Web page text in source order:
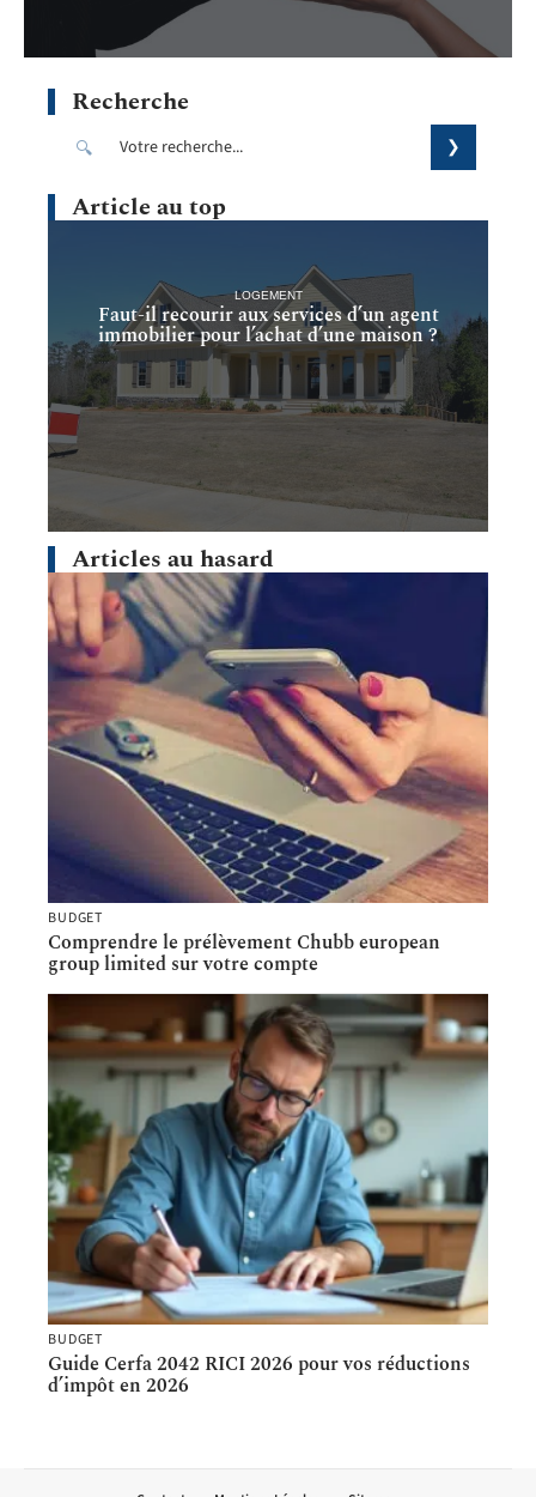
Recherche
Article au top
LOGEMENT
Faut-il recourir aux services d’un agent
immobilier pour l’achat d’une maison ?
Articles au hasard
BUDGET
Comprendre le prélèvement Chubb european
group limited sur votre compte
BUDGET
Guide Cerfa 2042 RICI 2026 pour vos réductions
d’impôt en 2026